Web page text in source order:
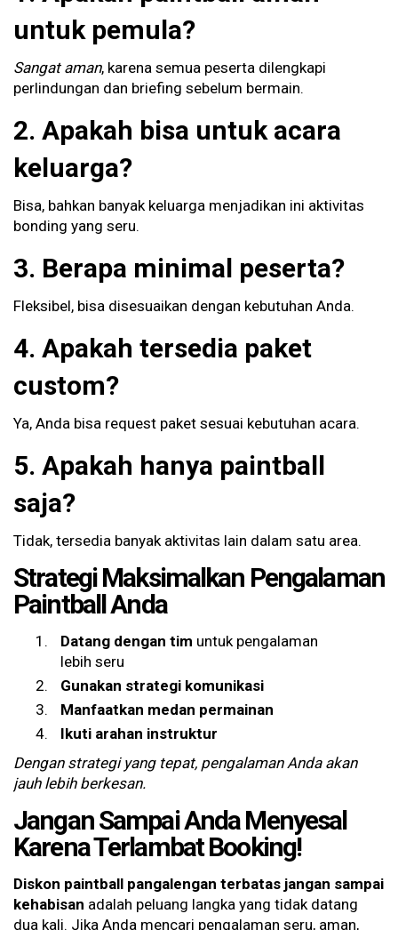
untuk pemula?
Sangat aman, karena semua peserta dilengkapi
perlindungan dan briefing sebelum bermain.
2. Apakah bisa untuk acara
keluarga?
Bisa, bahkan banyak keluarga menjadikan ini aktivitas
bonding yang seru.
3. Berapa minimal peserta?
Fleksibel, bisa disesuaikan dengan kebutuhan Anda.
4. Apakah tersedia paket
custom?
Ya, Anda bisa request paket sesuai kebutuhan acara.
5. Apakah hanya paintball
saja?
Tidak, tersedia banyak aktivitas lain dalam satu area.
Strategi Maksimalkan Pengalaman
Paintball Anda
Datang dengan tim untuk pengalaman
lebih seru
Gunakan strategi komunikasi
Manfaatkan medan permainan
Ikuti arahan instruktur
Dengan strategi yang tepat, pengalaman Anda akan
jauh lebih berkesan.
Jangan Sampai Anda Menyesal
Karena Terlambat Booking!
Diskon paintball pangalengan terbatas jangan sampai
kehabisan adalah peluang langka yang tidak datang
dua kali. Jika Anda mencari pengalaman seru, aman,